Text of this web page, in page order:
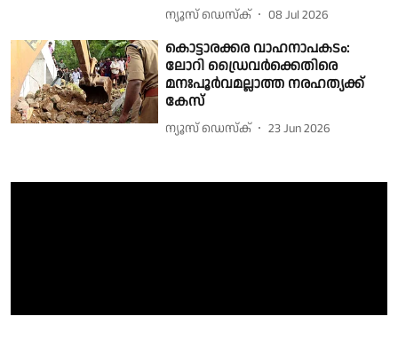
ന്യൂസ് ഡെസ്ക് 08 Jul 2026
കൊട്ടാരക്കര വാഹനാപകടം:
ലോറി ഡ്രൈവര്‍ക്കെതിരെ
മനഃപൂര്‍വമല്ലാത്ത നരഹത്യക്ക്
കേസ്
ന്യൂസ് ഡെസ്ക് 23 Jun 2026